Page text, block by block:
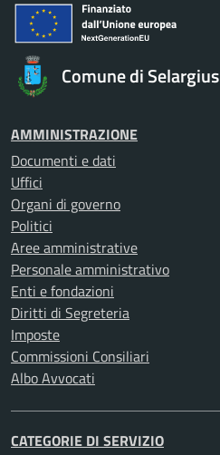
Comune di Selargius
AMMINISTRAZIONE
Documenti e dati
Uffici
Organi di governo
Politici
Aree amministrative
Personale amministrativo
Enti e fondazioni
Diritti di Segreteria
Imposte
Commissioni Consiliari
Albo Avvocati
CATEGORIE DI SERVIZIO